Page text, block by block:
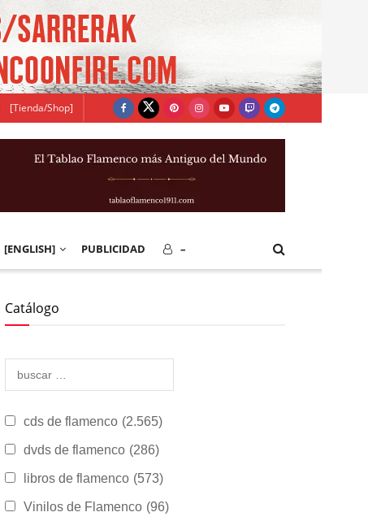
[Tienda/Shop]
[ENGLISH] PUBLICIDAD –
Catálogo
cds de flamenco (2.565)
dvds de flamenco (286)
libros de flamenco (573)
Vinilos de Flamenco (96)